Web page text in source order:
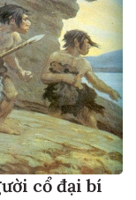
cổ đại bí